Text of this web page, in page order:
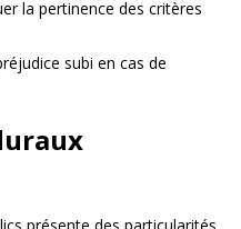
la pertinence des critères
subi en cas de